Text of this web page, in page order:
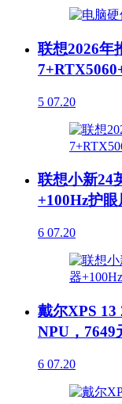
联想2026年
5 07.20
联想小新24
+100Hz护
6 07.20
戴尔XPS 13
NPU，7649
6 07.20